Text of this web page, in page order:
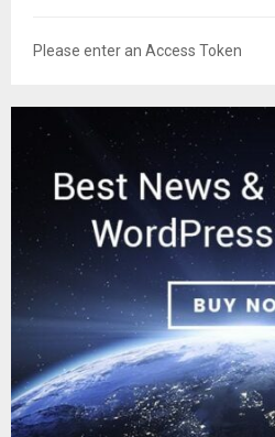
Please enter an Access Token